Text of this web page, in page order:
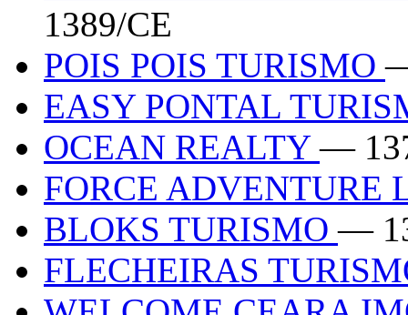
1389/CE
POIS POIS TURISMO
EASY PONTAL
OCEAN REALTY—
FORCE ADVENTURE
BLOKS TURISMO—
FLECHEIRAS